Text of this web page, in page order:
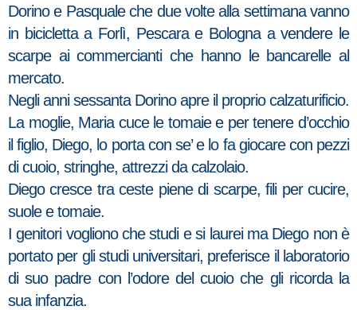
Dorino e Pasquale che due volte alla settimana vanno
in bicicletta a Forlì, Pescara e Bologna a vendere le
scarpe ai commercianti che hanno le bancarelle al
mercato.
Negli anni sessanta Dorino apre il proprio calzaturificio.
La moglie, Maria cuce le tomaie e per tenere d’occhio
il figlio, Diego, lo porta con se’ e lo fa giocare con pezzi
di cuoio, stringhe, attrezzi da calzolaio.
Diego cresce tra ceste piene di scarpe, fili per cucire,
suole e tomaie.
I genitori vogliono che studi e si laurei ma Diego non è
portato per gli studi universitari, preferisce il laboratorio
di suo padre con l’odore del cuoio che gli ricorda la
sua infanzia.